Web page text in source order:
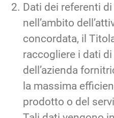
Dati dei referenti
nell’ambito
concordata, il
raccogliere i dati
dell’azienda
la massima
prodotto o del